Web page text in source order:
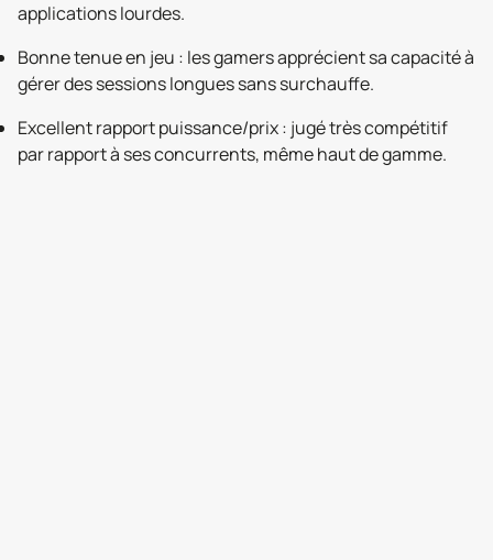
applications lourdes.
Bonne tenue en jeu : les gamers apprécient sa capacité à
gérer des sessions longues sans surchauffe.
Excellent rapport puissance/prix : jugé très compétitif
par rapport à ses concurrents, même haut de gamme.